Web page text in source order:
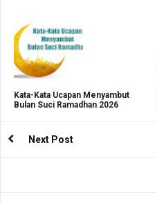
Kata-Kata Ucapan Menyambut
Bulan Suci Ramadhan 2026
Next Post